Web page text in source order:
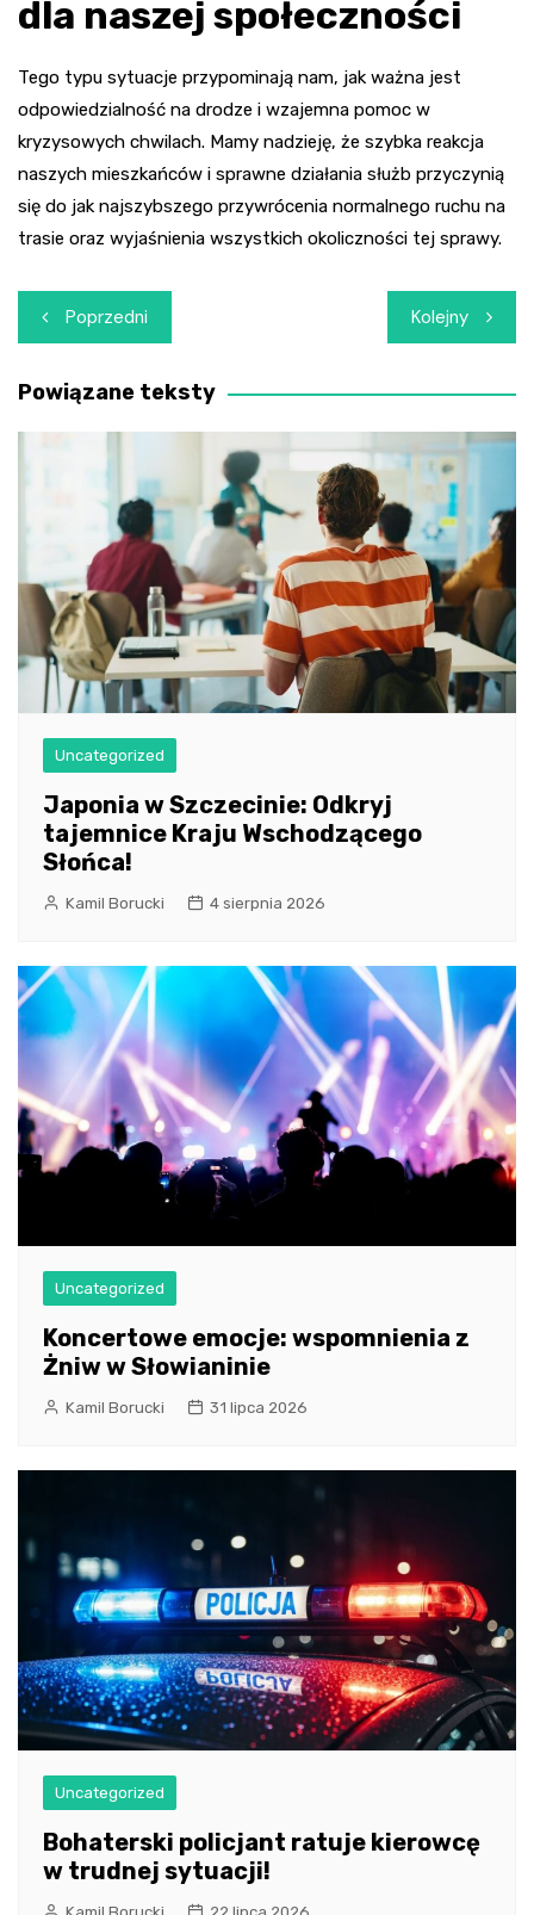
dla naszej społeczności
Tego typu sytuacje przypominają nam, jak ważna jest
odpowiedzialność na drodze i wzajemna pomoc w
kryzysowych chwilach. Mamy nadzieję, że szybka reakcja
naszych mieszkańców i sprawne działania służb przyczynią
się do jak najszybszego przywrócenia normalnego ruchu na
trasie oraz wyjaśnienia wszystkich okoliczności tej sprawy.
Nawigacja
wpisu
Poprzedni Kolejny
Powiązane teksty
Uncategorized
Japonia w Szczecinie: Odkryj
tajemnice Kraju Wschodzącego
Słońca!
Kamil Borucki 4 sierpnia 2026
Uncategorized
Koncertowe emocje: wspomnienia z
Żniw w Słowianinie
Kamil Borucki 31 lipca 2026
Uncategorized
Bohaterski policjant ratuje kierowcę
w trudnej sytuacji!